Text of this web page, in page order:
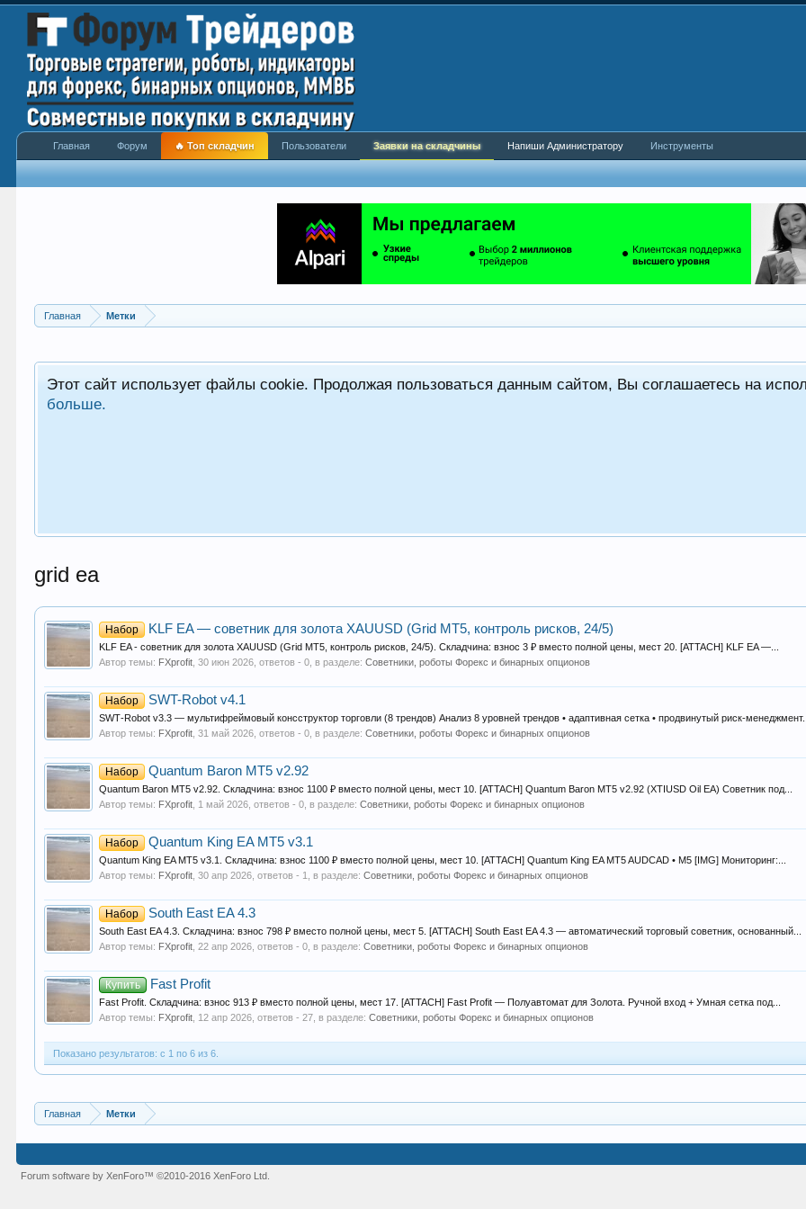
Главная Метки
Этот сайт использует файлы cookie. Продолжая пользоваться данным сайтом, Вы соглашаетесь на
больше.
grid ea
Набор KLF EA — советник для золота XAUUSD (Grid MT5, контроль рисков, 24/5)
KLF EA - советник для золота XAUUSD (Grid MT5, контроль рисков, 24/5). Складчина: взнос 3 ₽ вместо полной цены, мест 20. [ATTACH] KLF EA —...
Автор темы: FXprofit ,30 июн 2026 , ответов - 0, в разделе:Советники, роботы Форекс и бинарных опционов
Набор SWT-Robot v4.1
SWT‑Robot v3.3 — мультифреймовый консструктор торговли (8 трендов) Анализ 8 уровней трендов • адаптивная сетка • продвинутый риск‑менеджмент...
Автор темы: FXprofit ,31 май 2026 , ответов - 0, в разделе:Советники, роботы Форекс и бинарных опционов
Набор Quantum Baron MT5 v2.92
Quantum Baron MT5 v2.92. Складчина: взнос 1100 ₽ вместо полной цены, мест 10. [ATTACH] Quantum Baron MT5 v2.92 (XTIUSD Oil EA) Советник под...
Автор темы: FXprofit 1 май 2026 , ответов - 0, в разделе:Советники, роботы Форекс и бинарных опционов
Набор Quantum King EA MT5 v3.1
Quantum King EA MT5 v3.1. Складчина: взнос 1100 ₽ вместо полной цены, мест 10. [ATTACH] Quantum King EA MT5 AUDCAD • M5 [IMG] Мониторинг:...
Автор темы: FXprofit ,30 апр 2026 , ответов - 1, в разделе:Советники, роботы Форекс и бинарных опционов
Набор South East EA 4.3
South East EA 4.3. Складчина: взнос 798 ₽ вместо полной цены, мест 5. [ATTACH] South East EA 4.3 — автоматический торговый советник, основанный...
Автор темы: FXprofit ,22 апр 2026 , ответов - 0, в разделе:Советники, роботы Форекс и бинарных опционов
Купить Fast Profit
Fast Profit. Складчина: взнос 913 ₽ вместо полной цены, мест 17. [ATTACH] Fast Profit — Полуавтомат для Золота. Ручной вход + Умная сетка под...
Автор темы: FXprofit 12 апр 2026 , ответов - 27, в разделе:Советники, роботы Форекс и бинарных опционов
Показано результатов: с 1 по 6 из 6.
Главная Метки
Главная Форум 🔥 Топ складчин Пользователи Заявки на складчины Напиши Администратору Инструменты
Forum software by XenForo™©2010-2016 XenForo Ltd.